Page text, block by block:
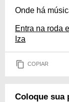
Onde há
Entra na roda
Iza
COPIAR
Coloque sua